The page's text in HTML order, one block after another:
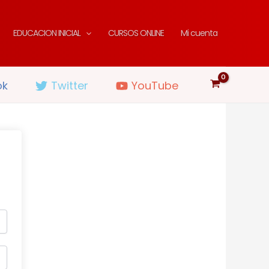
EDUCACION INICIAL CURSOS ONLINE Mi cuenta
Twitter YouTube